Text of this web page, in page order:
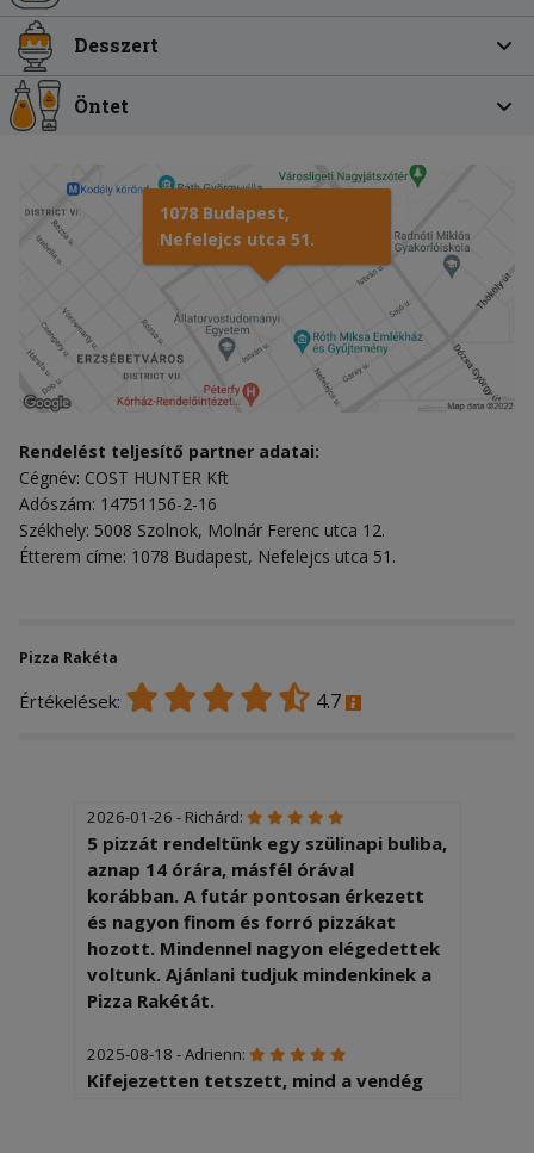
Desszert
Öntet
1078 Budapest,
Nefelejcs utca 51.
Rendelést teljesítő partner adatai:
Cégnév: COST HUNTER Kft
Adószám: 14751156-2-16
Székhely: 5008 Szolnok, Molnár Ferenc utca 12.
Étterem címe: 1078 Budapest, Nefelejcs utca 51.
Pizza Rakéta
Értékelések: 4.7
2026-01-26 - Richárd:
5 pizzát rendeltünk egy szülinapi buliba,
aznap 14 órára, másfél órával
korábban. A futár pontosan érkezett
és nagyon finom és forró pizzákat
hozott. Mindennel nagyon elégedettek
voltunk. Ajánlani tudjuk mindenkinek a
Pizza Rakétát.
2025-08-18 - Adrienn:
Kifejezetten tetszett, mind a vendég